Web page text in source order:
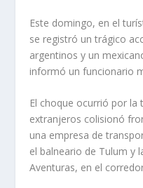
Este domingo, en el
se registró un trágico
argentinos y un
informó un funcionario
El choque ocurrió por la
extranjeros colisionó
una empresa de
el balneario de Tulum y
Aventuras, en el